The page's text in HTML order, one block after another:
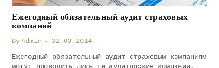
Ежегодный обязательный аудит страховых
компаний
By Admin 02.03.2014
Ежегодный обязательный аудит страховым компаниям
могут проводить лишь те аудиторские компании,